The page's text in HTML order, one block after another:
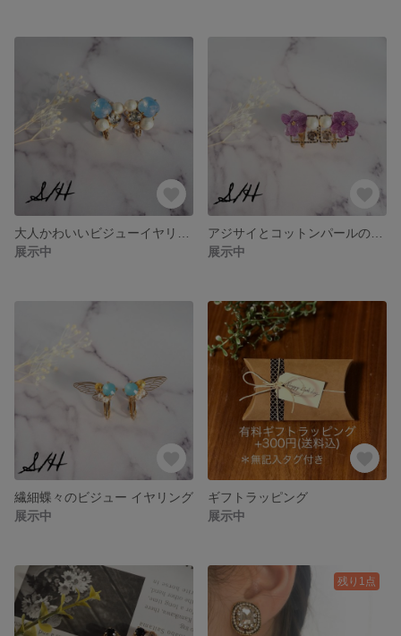
展示中
展示中
繊細蝶々のビジュー イヤリング
展示中
ギフトラッピング
展示中
残り1点